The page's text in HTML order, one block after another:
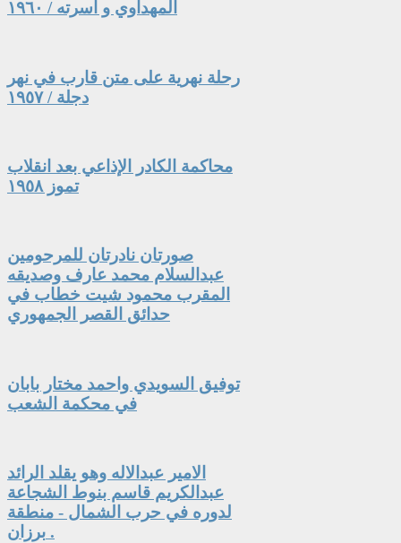
المهداوي و أسرته / ١٩٦٠
رحلة نهرية على متن قارب في نهر
دجلة / ١٩٥٧
محاكمة الكادر الإذاعي بعد انقلاب
تموز ١٩٥٨
صورتان نادرتان للمرحومين
عبدالسلام محمد عارف وصديقه
المقرب محمود شيت خطاب في
حدائق القصر الجمهوري
توفيق السويدي واحمد مختار بابان
في محكمة الشعب
الامير عبدالاله وهو يقلد الرائد
عبدالكريم قاسم بنوط الشجاعة
لدوره في حرب الشمال - منطقة
برزان .